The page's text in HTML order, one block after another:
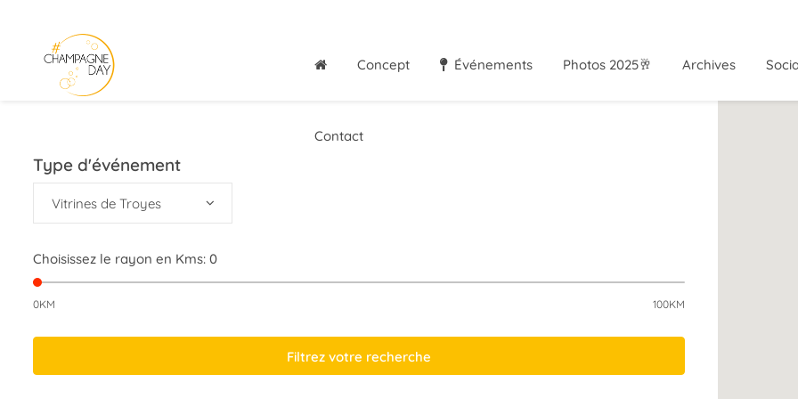
Concept Événements Photos 2025🥂 Archives
Contact
Type d'événement
Vitrines de Troyes
Choisissez le rayon en Kms: 0
0KM 100KM
Filtrez votre recherche